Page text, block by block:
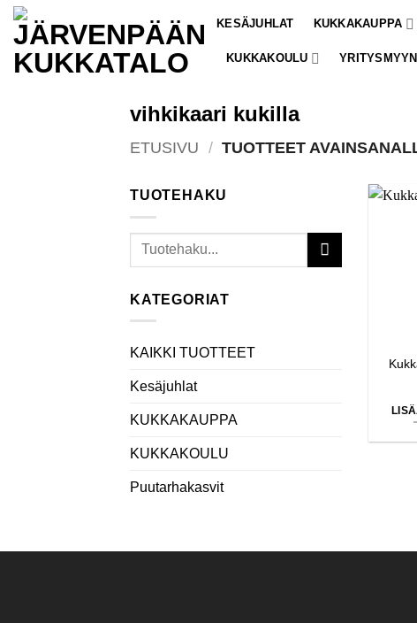
Skip
content
KESÄJUHLAT KUKKAKAUPPA
KUKKAKOULU
vihkikaari kukilla
ETUSIVU / TUOTTEET
TUOTEHAKU
Etsi:
KATEGORIAT
KAIKKI TUOTTEET
Kesäjuhlat
KUKKAKAUPPA
KUKKAKOULU
Puutarhakasvit